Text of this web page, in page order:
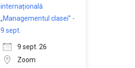
internațională
„Managementul clasei” -
9 sept.
9 sept. 26
Zoom